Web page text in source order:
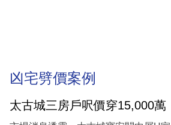
凶宅劈價案例
太古城三房戶呎價穿15,000萬